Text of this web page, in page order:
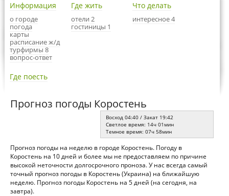
Информация
о городе
погода
карты
расписание ж/д
турфирмы 8
вопрос-ответ
Где жить
отели 2
гостиницы 1
Что делать
интересное 4
Где поесть
Прогноз погоды Коростень
Восход 04:40 / Закат 19:42
Светлое время: 14ч 01мин
Темное время: 07ч 58мин
Прогноз погоды на неделю в городе Коростень. Погоду в
Коростень на 10 дней и более мы не предоставляем по причине
высокой неточности долгосрочного проноза. У нас всегда самый
точный прогноз погоды в Коростень (Украина) на ближайшую
неделю. Прогноз погоды Коростень на 5 дней (на сегодня, на
завтра).